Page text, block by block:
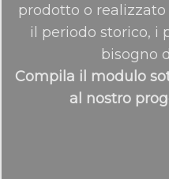
prodotto o
il periodo storico, i
bisogno
Compila il modulo
al nostro